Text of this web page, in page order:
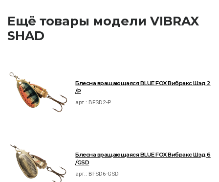
Ещё товары модели VIBRAX
SHAD
Блесна вращающаяся BLUE FOX Вибракс Шэд 2
/P
арт.: BFSD2-P
Блесна вращающаяся BLUE FOX Вибракс Шэд 6
/GSD
арт.: BFSD6-GSD